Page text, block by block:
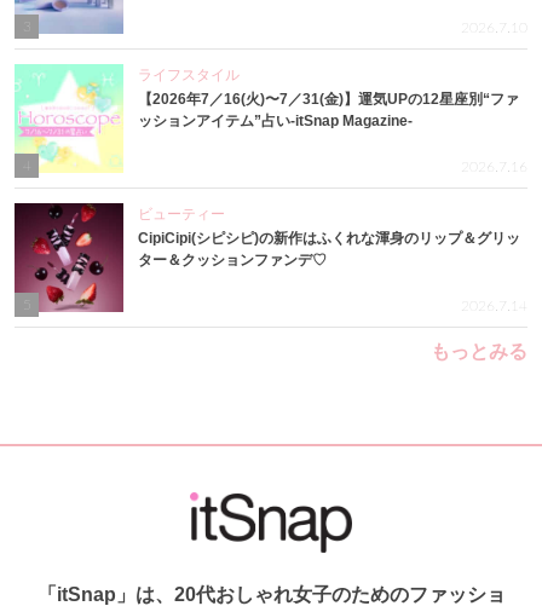
3 2026.7.10
4
ライフスタイル
【2026年7／16(火)〜7／31(金)】運気UPの12星座別“ファ
ッションアイテム”占い-itSnap Magazine-
2026.7.16
ビューティー
CipiCipi(シピシピ)の新作はふくれな渾身のリップ＆グリッ
ター＆クッションファンデ♡
2026.7.14
もっとみる
「itSnap」は、20代おしゃれ女子のためのファッショ